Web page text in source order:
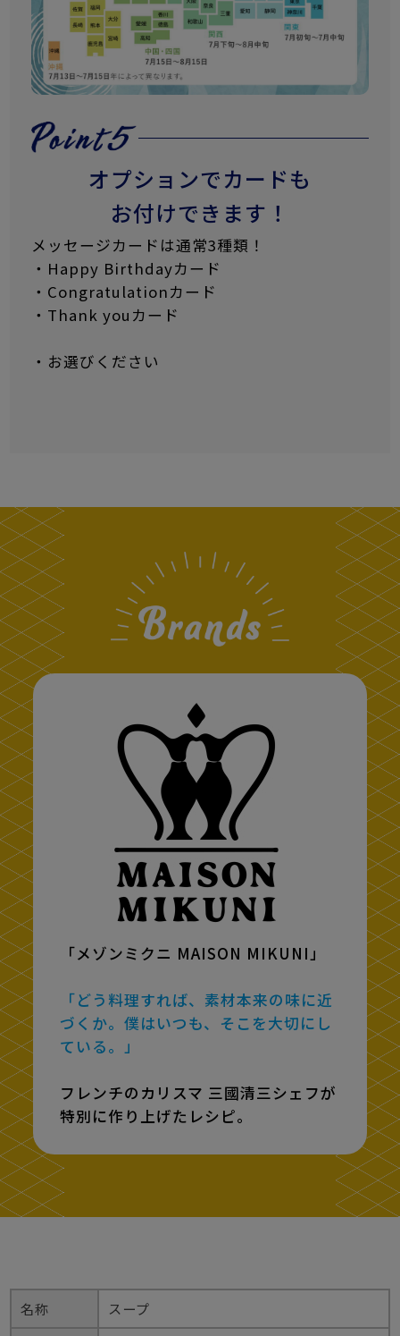
オプションでカードも
お付けできます！
メッセージカードは通常3種類！
・Happy Birthdayカード
・Congratulationカード
・Thank youカード
・お選びください
「メゾンミクニ MAISON MIKUNI」
「どう料理すれば、素材本来の味に近
づくか。僕はいつも、そこを大切にし
ている。」
フレンチのカリスマ 三國清三シェフが
特別に作り上げたレシピ。
名称 スープ